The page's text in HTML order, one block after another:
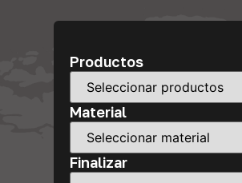
Productos
Material
Finalizar